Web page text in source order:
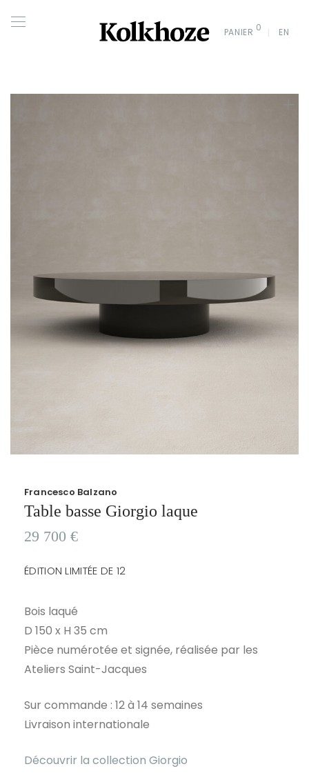
PANIER 0 EN
Francesco Balzano
Table basse Giorgio laque
29 700 €
ÉDITION LIMITÉE DE 12
Bois laqué
D 150 x H 35 cm
Pièce numérotée et signée, réalisée par les
Ateliers Saint-Jacques
Sur commande : 12 à 14 semaines
Livraison internationale
Découvrir la collection Giorgio